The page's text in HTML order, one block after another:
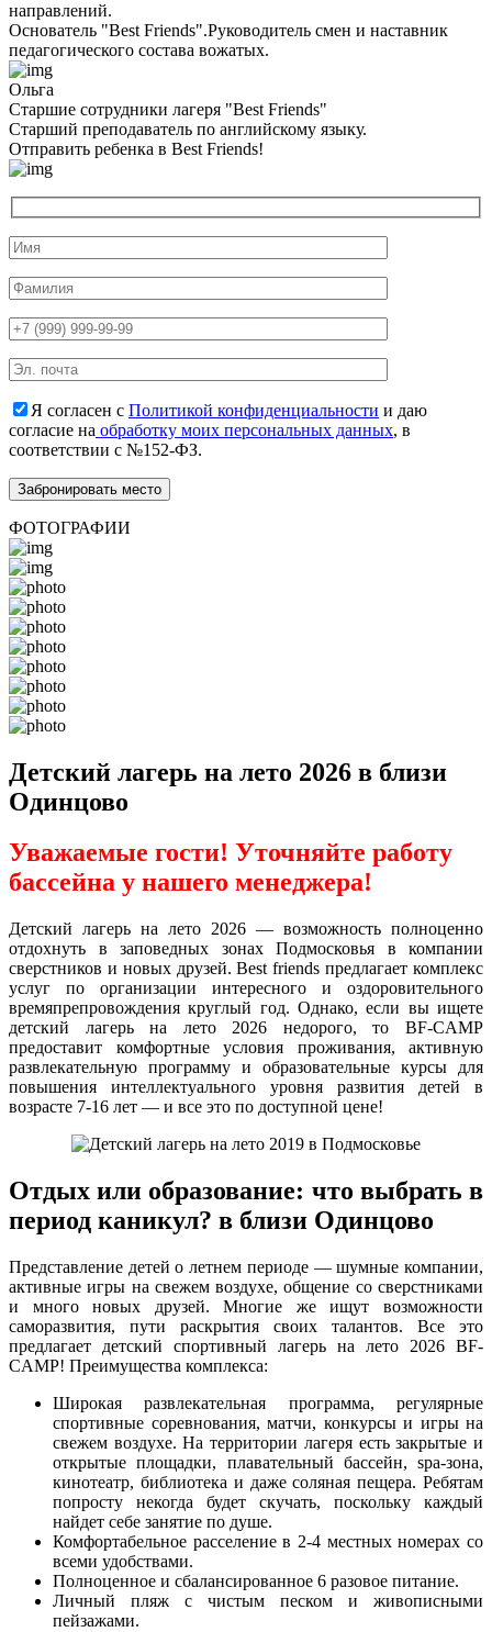
направлений.
Основатель "Best Friends".Руководитель смен и наставник
педагогического состава вожатых.
Ольга
Старшие сотрудники лагеря "Best Friends"
Cтарший преподаватель по английскому языку.
Отправить ребенка в Best Friends!
Я согласен с Политикой конфиденциальности и даю
согласие на обработку моих персональных данных, в
соответствии с №152-ФЗ.
ФОТОГРАФИИ
Детский лагерь на лето 2026 в близи
Одинцово
Уважаемые гости! Уточняйте работу
бассейна у нашего менеджера!
Детский лагерь на лето 2026 — возможность полноценно
отдохнуть в заповедных зонах Подмосковья в компании
сверстников и новых друзей. Best friends предлагает комплекс
услуг по организации интересного и оздоровительного
времяпрепровождения круглый год. Однако, если вы ищете
детский лагерь на лето 2026 недорого, то BF-CAMP
предоставит комфортные условия проживания, активную
развлекательную программу и образовательные курсы для
повышения интеллектуального уровня развития детей в
возрасте 7-16 лет — и все это по доступной цене!
Отдых или образование: что выбрать в
период каникул? в близи Одинцово
Представление детей о летнем периоде — шумные компании,
активные игры на свежем воздухе, общение со сверстниками
и много новых друзей. Многие же ищут возможности
саморазвития, пути раскрытия своих талантов. Все это
предлагает детский спортивный лагерь на лето 2026 BF-
CAMP! Преимущества комплекса:
Широкая развлекательная программа, регулярные
спортивные соревнования, матчи, конкурсы и игры на
свежем воздухе. На территории лагеря есть закрытые и
открытые площадки, плавательный бассейн, spa-зона,
кинотеатр, библиотека и даже соляная пещера. Ребятам
попросту некогда будет скучать, поскольку каждый
найдет себе занятие по душе.
Комфортабельное расселение в 2-4 местных номерах со
всеми удобствами.
Полноценное и сбалансированное 6 разовое питание.
Личный пляж с чистым песком и живописными
пейзажами.